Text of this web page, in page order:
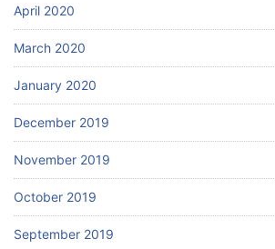
April 2020
March 2020
January 2020
December 2019
November 2019
October 2019
September 2019